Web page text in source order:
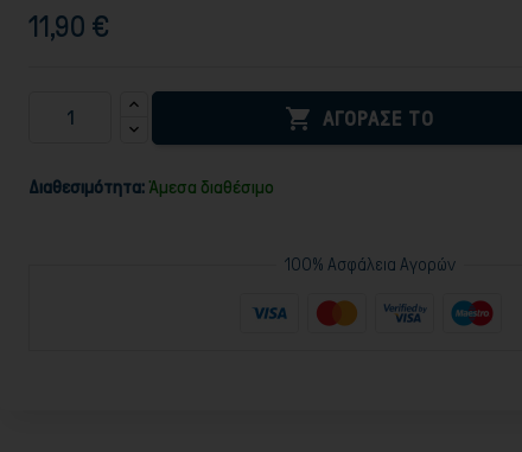
11,90 €
 ΑΓΟΡΑΣΕ ΤΟ
Διαθεσιμότητα: Άμεσα διαθέσιμο
100% Ασφάλεια Αγορών